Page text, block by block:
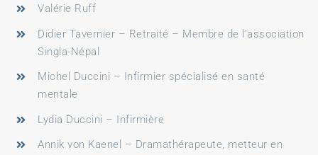
Valérie Ruff
Didier Tavernier – Retraité – Membre de l’association
Singla-Népal
Michel Duccini – Infirmier spécialisé en santé
mentale
Lydia Duccini – Infirmière
Annik von Kaenel – Dramathérapeute, metteur en